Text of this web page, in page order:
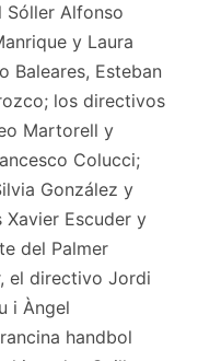
Sóller Alfonso
y Laura
Baleares, Esteban
los directivos
Martorell y
Colucci;
González y
Xavier Escuder y
del Palmer
el directivo Jordi
i Àngel
handbol